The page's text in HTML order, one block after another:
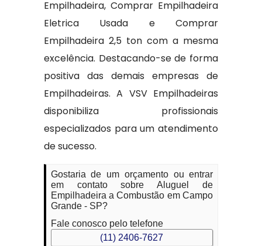
Empilhadeira, Comprar Empilhadeira
Eletrica Usada e Comprar
Empilhadeira 2,5 ton com a mesma
excelência. Destacando-se de forma
positiva das demais empresas de
Empilhadeiras. A VSV Empilhadeiras
disponibiliza profissionais
especializados para um atendimento
de sucesso.
Gostaria de um orçamento ou entrar
em contato sobre Aluguel de
Empilhadeira a Combustão em Campo
Grande - SP?
Fale conosco pelo telefone
(11) 2406-7627